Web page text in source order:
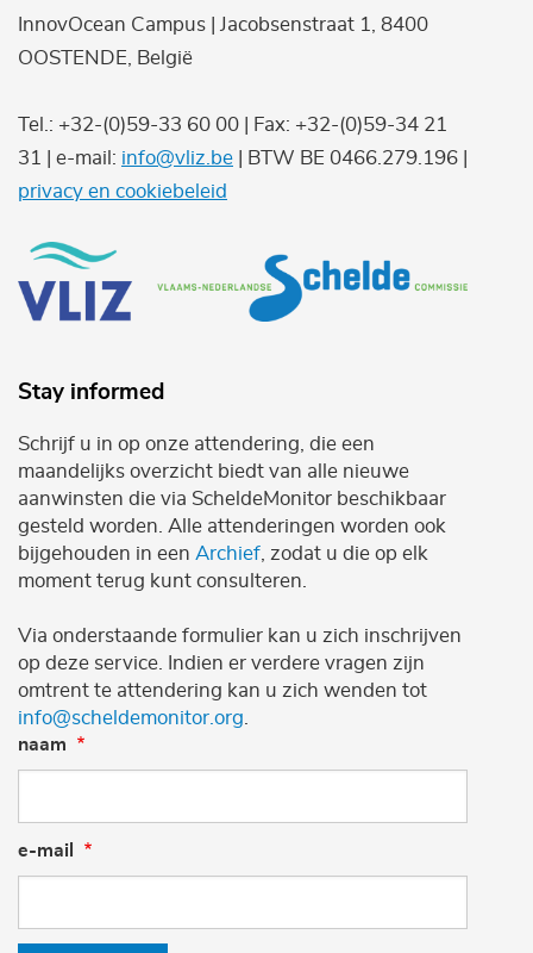
InnovOcean Campus | Jacobsenstraat 1, 8400
OOSTENDE, België
Tel.: +32-(0)59-33 60 00 | Fax: +32-(0)59-34 21
31 | e-mail: info@vliz.be | BTW BE 0466.279.196 |
privacy en cookiebeleid
Stay informed
Schrijf u in op onze attendering, die een
maandelijks overzicht biedt van alle nieuwe
aanwinsten die via ScheldeMonitor beschikbaar
gesteld worden. Alle attenderingen worden ook
bijgehouden in een Archief , zodat u die op elk
moment terug kunt consulteren.
Via onderstaande formulier kan u zich inschrijven
op deze service. Indien er verdere vragen zijn
omtrent te attendering kan u zich wenden tot
info@scheldemonitor.org
naam
e-mail